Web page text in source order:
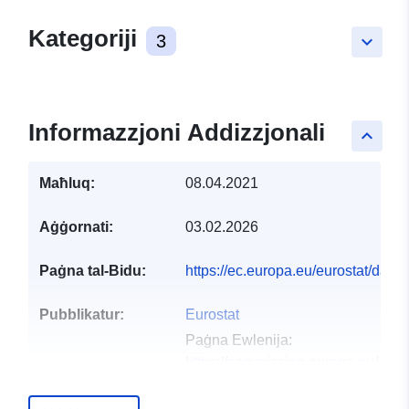
keyboard_arrow_down
Kategoriji 3
keyboard_arrow_up
Informazzjoni Addizzjonali
Maħluq: 08.04.2021
Aġġornati: 03.02.2026
Paġna tal-Bidu: https://ec.europa.eu/eurostat/
Pubblikatur:
Eurostat
Paġna Ewlenija: